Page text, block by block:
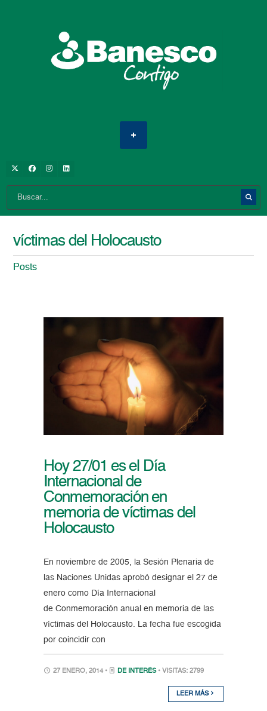
víctimas del Holocausto
Posts
Hoy 27/01 es el Día
Internacional de
Conmemoración en
memoria de víctimas del
Holocausto
En noviembre de 2005, la Sesión Plenaria de
las Naciones Unidas aprobó designar el 27 de
enero como Día Internacional
de Conmemoración anual en memoria de las
víctimas del Holocausto. La fecha fue escogida
por coincidir con
27 ENERO, 2014 • DE INTERÉS • VISITAS: 2799
LEER MÁS